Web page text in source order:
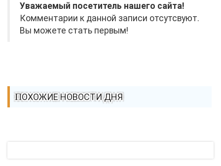
Уважаемый посетитель нашего сайта!
Комментарии к данной записи отсутсвуют.
Вы можете стать первым!
ПОХОЖИЕ НОВОСТИ ДНЯ